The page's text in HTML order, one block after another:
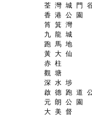
荃 灣 城 門
香 港 公 園
筲 箕 灣
九 龍 城
跑 馬 地
黃 大 仙
赤 柱
觀 塘
深 水 埗
啟 德 跑 道
元 朗 公 園
大 美 督